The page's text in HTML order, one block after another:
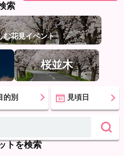
索
む花見イベント
桜並木
的別 見頃日
トを検索